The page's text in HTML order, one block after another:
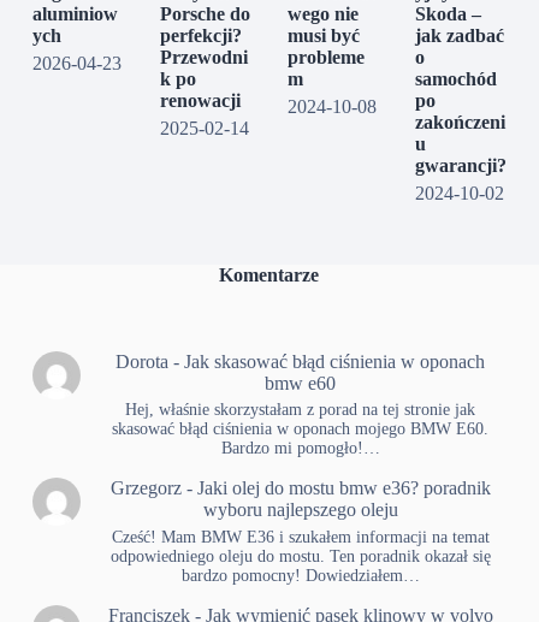
aluminiow
ych
2026-04-23
Porsche do
perfekcji?
Przewodni
k po
renowacji
2025-02-14
wego nie
musi być
probleme
m
2024-10-08
Skoda –
jak zadbać
o
samochód
po
zakończeni
u
gwarancji?
2024-10-02
Komentarze
Dorota -Jak skasować błąd ciśnienia w oponach
bmw e60
Hej, właśnie skorzystałam z porad na tej stronie jak
skasować błąd ciśnienia w oponach mojego BMW E60.
Bardzo mi pomogło!…
Grzegorz- Jaki olej do mostu bmw e36? poradnik
wyboru najlepszego oleju
Cześć! Mam BMW E36 i szukałem informacji na temat
odpowiedniego oleju do mostu. Ten poradnik okazał się
bardzo pomocny! Dowiedziałem…
Franciszek- Jak wymienić pasek klinowy w volvo